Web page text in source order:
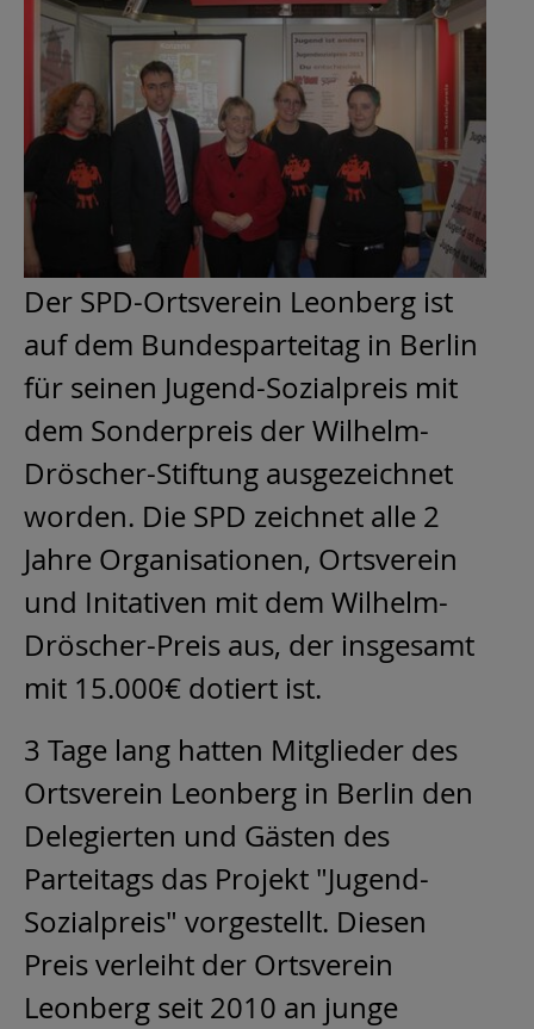
Der SPD-Ortsverein Leonberg ist
auf dem Bundesparteitag in Berlin
für seinen Jugend-Sozialpreis mit
dem Sonderpreis der Wilhelm-
Dröscher-Stiftung ausgezeichnet
worden. Die SPD zeichnet alle 2
Jahre Organisationen, Ortsverein
und Initativen mit dem Wilhelm-
Dröscher-Preis aus, der insgesamt
mit 15.000€ dotiert ist.
3 Tage lang hatten Mitglieder des
Ortsverein Leonberg in Berlin den
Delegierten und Gästen des
Parteitags das Projekt "Jugend-
Sozialpreis" vorgestellt. Diesen
Preis verleiht der Ortsverein
Leonberg seit 2010 an junge